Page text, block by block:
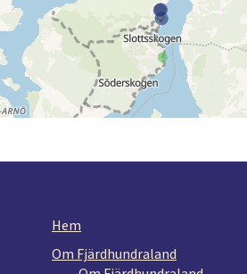
Hem
Om Fjärdhundraland